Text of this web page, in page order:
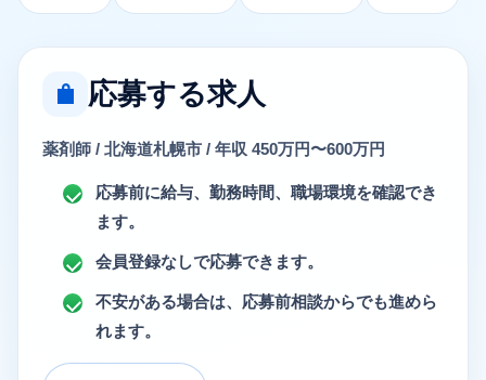
応募する求人
薬剤師 / 北海道札幌市 / 年収 450万円〜600万円
応募前に給与、勤務時間、職場環境を確認でき
ます。
会員登録なしで応募できます。
不安がある場合は、応募前相談からでも進めら
れます。